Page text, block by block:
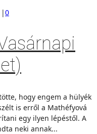
|0
hogy engem a hülyék
is erről a Mathéfyová
egy ilyen lépéstől. A
neki annak...